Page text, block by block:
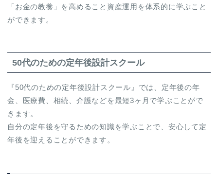
「お金の教養」を高めること資産運用を体系的に学ぶこと
ができます。
50代のための定年後設計スクール
『50代のための定年後設計スクール』では、定年後の年
金、医療費、相続、介護などを最短3ヶ月で学ぶことがで
きます。
自分の定年後を守るための知識を学ぶことで、安心して定
年後を迎えることができます。